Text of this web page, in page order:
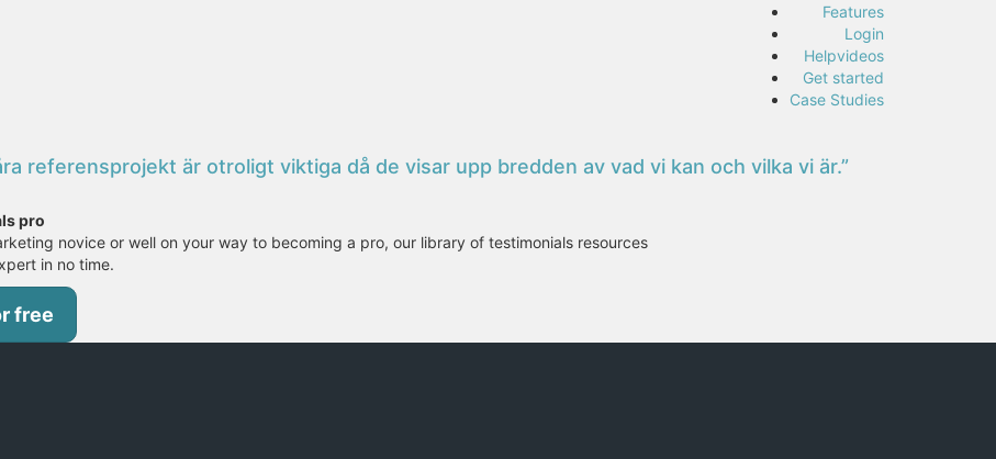
Features
Login
Helpvideos
Get started
Case Studies
referensprojekt är otroligt viktiga då de visar upp bredden av vad vi kan och vilka vi är.”
pro
novice or well on your way to becoming a pro, our library of testimonials resources
in no time.
free